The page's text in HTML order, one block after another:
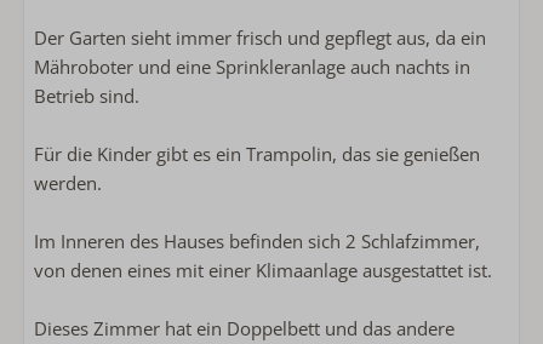
Bettwäsche inklusive
Doppelbett: 1
Klimaanlage im Schlafzimmer
Kinderfreundlich
Kinder(reise)bett
Kinderhochstuhl
Der Garten sieht immer frisch und gepflegt aus, da ein
Mähroboter und eine Sprinkleranlage auch nachts in
Betrieb sind.
Für die Kinder gibt es ein Trampolin, das sie genießen
werden.
Im Inneren des Hauses befinden sich 2 Schlafzimmer,
von denen eines mit einer Klimaanlage ausgestattet ist.
Dieses Zimmer hat ein Doppelbett und das andere